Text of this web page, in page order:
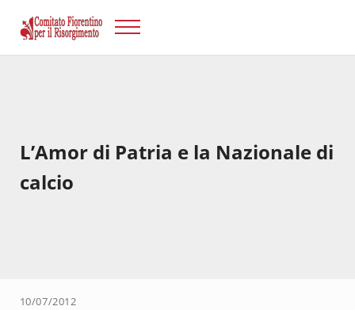
Risorgimento Firenze
Menu
L’Amor di Patria e la Nazionale di
calcio
10/07/2012